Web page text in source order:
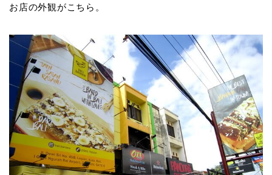
お店の外観がこちら。